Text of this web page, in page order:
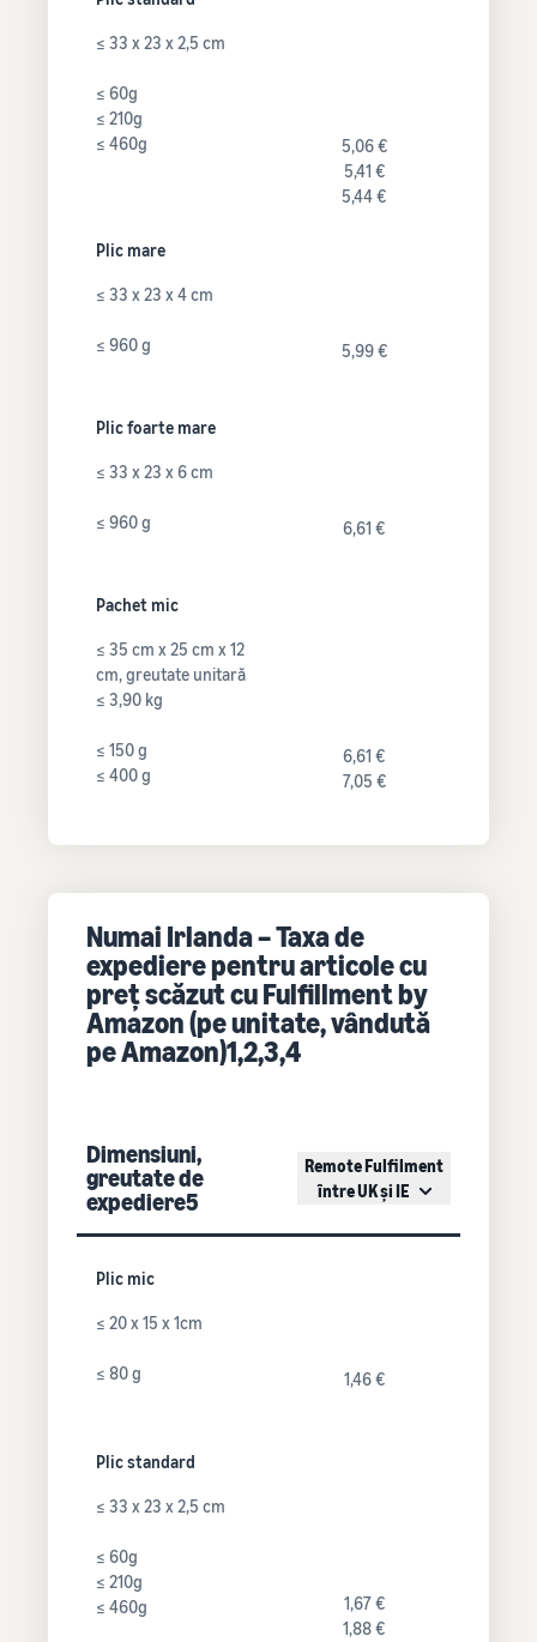
≤ 33 x 23 x 2,5 cm
≤ 60g
≤ 210g
≤ 460g
5,06 €
5,41 €
5,44 €
Plic mare
≤ 33 x 23 x 4 cm
≤ 960 g 5,99 €
Plic foarte mare
≤ 33 x 23 x 6 cm
≤ 960 g 6,61 €
Pachet mic
≤ 35 cm x 25 cm x 12
cm, greutate unitară
≤ 3,90 kg
≤ 150 g
≤ 400 g
6,61 €
7,05 €
Numai Irlanda – Taxa de
expediere pentru articole cu
preț scăzut cu Fulfillment by
Amazon (pe unitate, vândută
pe Amazon)1,2,3,4
Dimensiuni,
greutate de
expediere5
Remote Fulfilment
între UK și IE
Plic mic
≤ 20 x 15 x 1cm
≤ 80 g 1,46 €
Plic standard
≤ 33 x 23 x 2,5 cm
≤ 60g
≤ 210g
≤ 460g
1,67 €
1,88 €